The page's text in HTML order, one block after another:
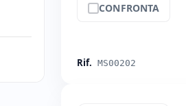
CONFRONTA
Rif. MS00202